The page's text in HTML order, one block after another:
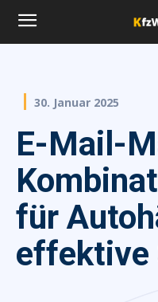
30. Januar 2025
E-Mail-
für
effektive